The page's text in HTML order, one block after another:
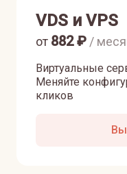
VDS и VPS
Виртуальные
Меняйте
кликов
от 882₽ /